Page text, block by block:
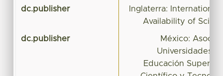
dc.publisher
Inglaterra:
Availability of
dc.publisher
México:
Universidades
Educación